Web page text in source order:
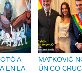
A
EN LA
MATKOVIĆ
ÚNICO